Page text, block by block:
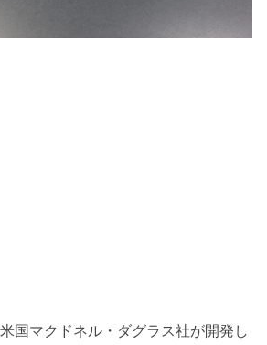
国マクドネル・ダグラス社が開発し